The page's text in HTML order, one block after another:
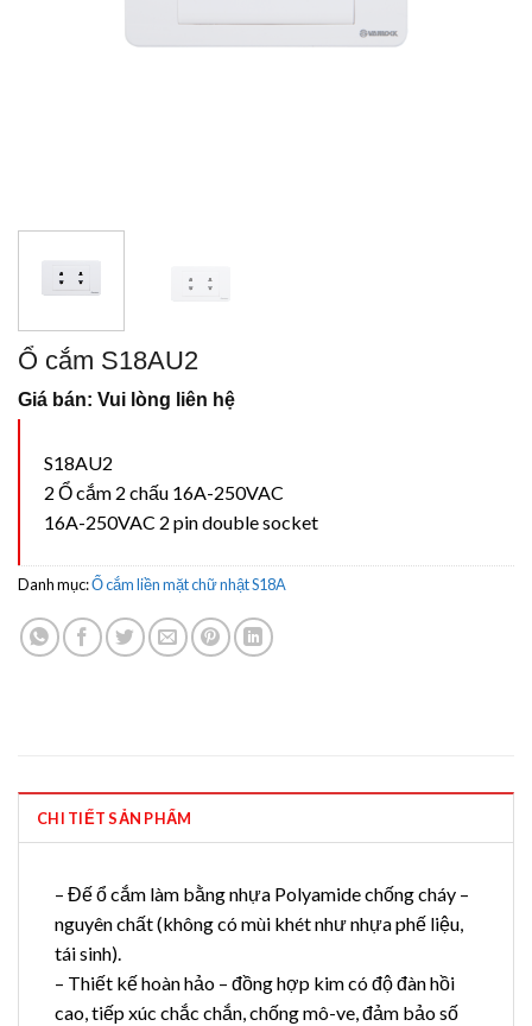
Ổ cắm S18AU2
Giá bán: Vui lòng liên hệ
S18AU2
2 Ổ cắm 2 chấu 16A-250VAC
16A-250VAC 2 pin double socket
Danh mục:Ổ cắm liền mặt chữ nhật S18A
CHI TIẾT SẢN PHẨM
– Đế ổ cắm làm bằng nhựa Polyamide chống cháy –
nguyên chất (không có mùi khét như nhựa phế liệu,
tái sinh).
– Thiết kế hoàn hảo – đồng hợp kim có độ đàn hồi
cao, tiếp xúc chắc chắn, chống mô-ve, đảm bảo số